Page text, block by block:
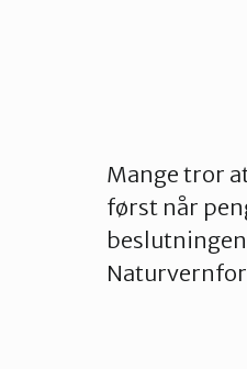
Mange tror
først når